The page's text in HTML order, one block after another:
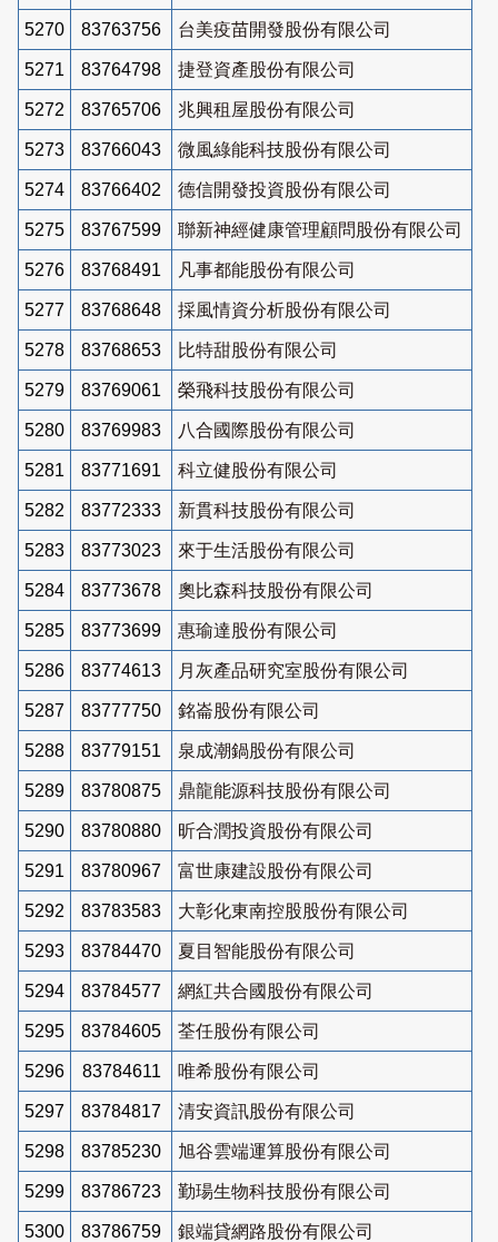
5270 83763756 台美疫苗開發股份有限公司
5271 83764798 捷登資產股份有限公司
5272 83765706 兆興租屋股份有限公司
5273 83766043 微風綠能科技股份有限公司
5274 83766402 德信開發投資股份有限公司
5275 83767599 聯新神經健康管理顧問股份有限公司
5276 83768491 凡事都能股份有限公司
5277 83768648 採風情資分析股份有限公司
5278 83768653 比特甜股份有限公司
5279 83769061 榮飛科技股份有限公司
5280 83769983 八合國際股份有限公司
5281 83771691 科立健股份有限公司
5282 83772333 新貫科技股份有限公司
5283 83773023 來于生活股份有限公司
5284 83773678 奧比森科技股份有限公司
5285 83773699 惠瑜達股份有限公司
5286 83774613 月灰產品研究室股份有限公司
5287 83777750 銘崙股份有限公司
5288 83779151 泉成潮鍋股份有限公司
5289 83780875 鼎龍能源科技股份有限公司
5290 83780880 昕合潤投資股份有限公司
5291 83780967 富世康建設股份有限公司
5292 83783583 大彰化東南控股股份有限公司
5293 83784470 夏目智能股份有限公司
5294 83784577 網紅共合國股份有限公司
5295 83784605 荃任股份有限公司
5296 83784611 唯希股份有限公司
5297 83784817 清安資訊股份有限公司
5298 83785230 旭谷雲端運算股份有限公司
5299 83786723 勤瑒生物科技股份有限公司
5300 83786759
銀端貸網路股份有限公司